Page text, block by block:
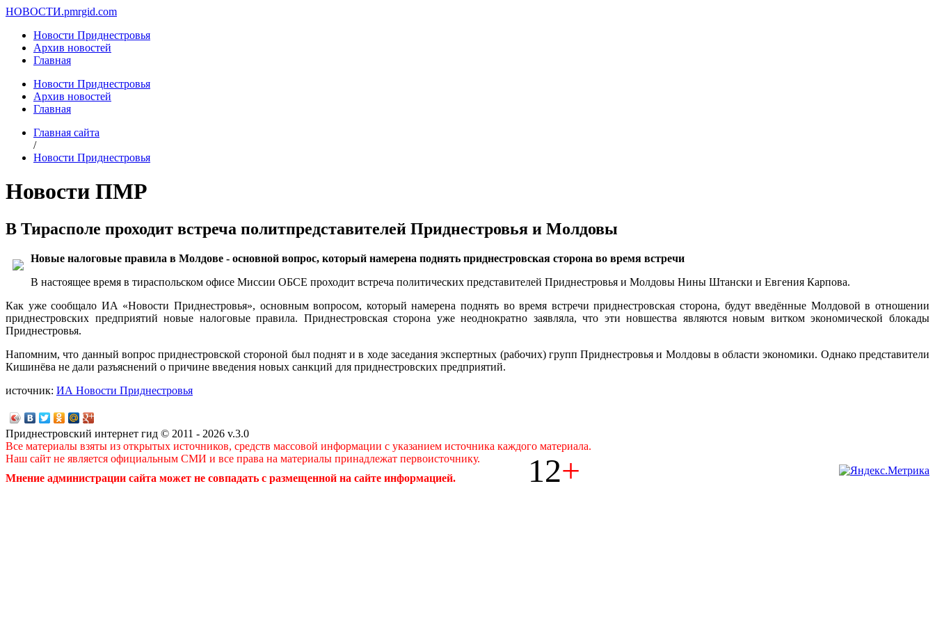
НОВОСТИ.pmrgid.com
Новости Приднестровья
Архив новостей
Главная
Новости Приднестровья
Архив новостей
Главная
Главная сайта
/
Новости Приднестровья
Новости ПМР
В Тирасполе проходит встреча политпредставителей Приднестровья и Молдовы
Новые налоговые правила в Молдове - основной вопрос, который намерена поднять приднестровская сторона во время встречи
В настоящее время в тираспольском офисе Миссии ОБСЕ проходит встреча политических представителей Приднестровья и Молдовы Нины Штански и Евгения Карпова.
Как уже сообщало ИА «Новости Приднестровья», основным вопросом, который намерена поднять во время встречи приднестровская сторона, будут введённые Молдовой в отношении
приднестровских предприятий новые налоговые правила. Приднестровская сторона уже неоднократно заявляла, что эти новшества являются новым витком экономической блокады
Приднестровья.
Напомним, что данный вопрос приднестровской стороной был поднят и в ходе заседания экспертных (рабочих) групп Приднестровья и Молдовы в области экономики. Однако представители
Кишинёва не дали разъяснений о причине введения новых санкций для приднестровских предприятий.
источник: ИА Новости Приднестровья
Приднестровский интернет гид © 2011 - 2026 v.3.0
Все материалы взяты из открытых источников, средств массовой информации с указанием источника каждого материала.
Наш сайт не является официальным СМИ и все права на материалы принадлежат первоисточнику.
Мнение администрации сайта может не совпадать с размещенной на сайте информацией.
12+